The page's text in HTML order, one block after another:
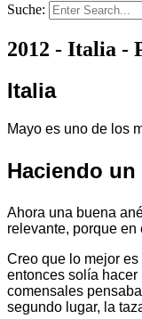
Suche:
2012 - Italia -
Italia
Mayo es uno de los
Haciendo un
Ahora una buena
relevante, porque
Creo que lo mejor
entonces solía hacer
comensales
segundo lugar, la